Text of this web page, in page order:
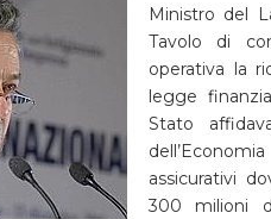
Ministro del
Tavolo di
operativa la
legge
Stato
assicurativi
300 milioni